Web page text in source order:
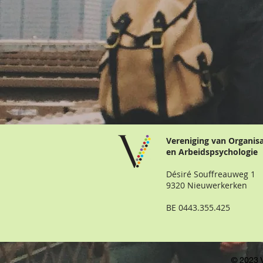
Vereniging van
en Arbeidspsychologie
Désiré Souffreauweg 1
9320 Nieuwerkerken
BE 0443.355.425
© 2023